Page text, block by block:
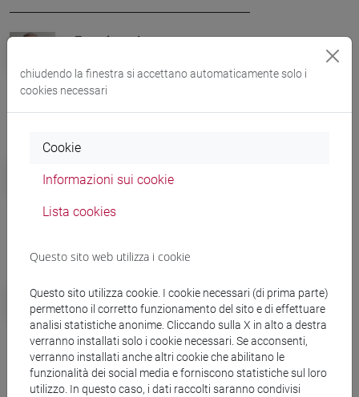
Eventi e cultura
al 5 aprile torna Incroci di
civiltà
Ca' Foscari e Coldiretti
Veneto, premi di tesi sulla
Eventi e cultura
Tre componimenti poetici
vincono la seconda
edizione di ‘Pane e
Mimose’
chiudendo la finestra si accettano automaticamente solo i
cookies necessari
Cookie
Informazioni sui cookie
Lista cookies
Questo sito web utilizza i cookie
Questo sito utilizza cookie. I cookie necessari (di prima parte)
permettono il corretto funzionamento del sito e di effettuare
analisi statistiche anonime. Cliccando sulla X in alto a destra
verranno installati solo i cookie necessari. Se acconsenti,
verranno installati anche altri cookie che abilitano le
funzionalità dei social media e forniscono statistiche sul loro
utilizzo. In questo caso, i dati raccolti saranno condivisi